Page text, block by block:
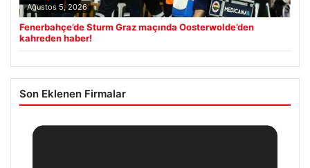
Ağustos 5, 2026
Fenerbahçe’de Sturm Graz maçında Oosterwolde’den
kahreden haber!
Son Eklenen Firmalar